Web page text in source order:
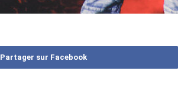
Partager sur Facebook